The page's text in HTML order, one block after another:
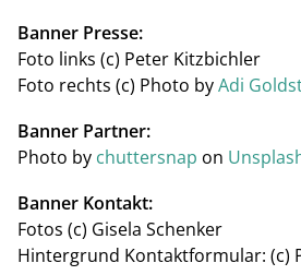
Banner Presse:
Foto links (c) Peter Kitzbichler
Foto rechts (c) Photo byAdi
Banner Partner:
Photo by chuttersnap on
Banner Kontakt:
Fotos (c) Gisela Schenker
Hintergrund Kontaktformular: (c)